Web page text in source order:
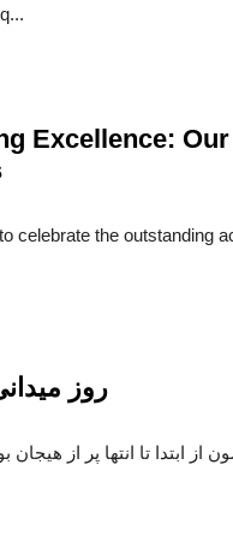
Excellence:
celebrate the outstanding
روز